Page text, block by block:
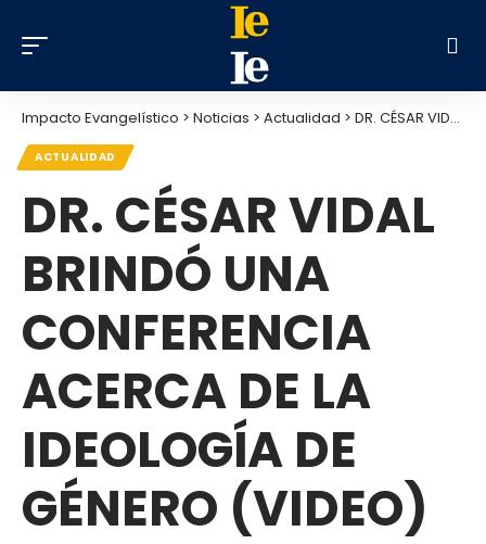
Impacto Evangelístico > Noticias > Actualidad > DR. CÉSAR VIDAL BRINDÓ UNA CONFERENCIA ACERCA DE LA IDEOLOGÍA DE GÉNERO (VIDEO)
ACTUALIDAD
DR. CÉSAR VIDAL
BRINDÓ UNA
CONFERENCIA
ACERCA DE LA
IDEOLOGÍA DE
GÉNERO (VIDEO)